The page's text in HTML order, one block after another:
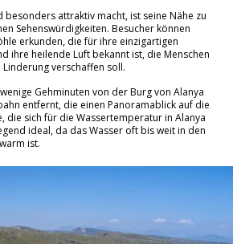
besonders attraktiv macht, ist seine Nähe zu
Sehenswürdigkeiten. Besucher können
erkunden, die für ihre einzigartigen
ihre heilende Luft bekannt ist, die Menschen
verschaffen soll.
Gehminuten von der Burg von Alanya
entfernt, die einen Panoramablick auf die
die sich für die Wassertemperatur in Alanya
ideal, da das Wasser oft bis weit in den
ist.